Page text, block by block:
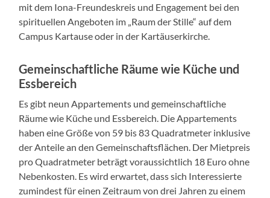
mit dem Iona-Freundeskreis und Engagement bei den
spirituellen Angeboten im „Raum der Stille“ auf dem
Campus Kartause oder in der Kartäuserkirche.
Gemeinschaftliche Räume wie Küche und
Essbereich
Es gibt neun Appartements und gemeinschaftliche
Räume wie Küche und Essbereich. Die Appartements
haben eine Größe von 59 bis 83 Quadratmeter inklusive
der Anteile an den Gemeinschaftsflächen. Der Mietpreis
pro Quadratmeter beträgt voraussichtlich 18 Euro ohne
Nebenkosten. Es wird erwartet, dass sich Interessierte
zumindest für einen Zeitraum von drei Jahren zu einem